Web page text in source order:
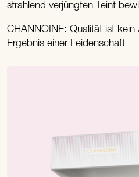
strahlend verjüngten Teint
CHANNOINE: Qualität ist
Ergebnis einer Leidenschaft